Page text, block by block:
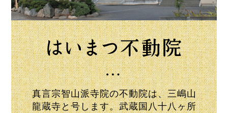
真言宗智山派寺院の不動院は、三嶋山
龍蔵寺と号します。武蔵国八十八ヶ所